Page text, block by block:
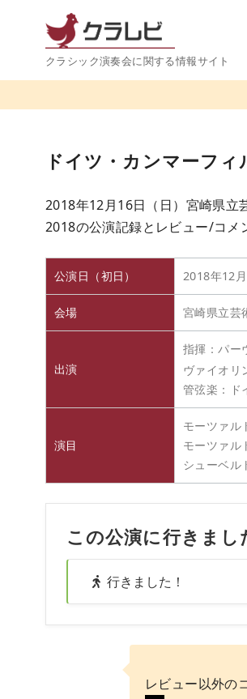
クラシック演奏会に関する情報サイト
ドイツ・カンマーフ
2018年12月16日（日）宮崎県立
2018の公演記録とレビュー/コメ
公演日（初日） 2018年12月
会場 宮崎県立芸
出演
指揮：パー
ヴァイオリ
管弦楽：ド
演目
モーツァル
モーツァル
シューベ
この公演に行きまし
行きました！
レビュー以外の